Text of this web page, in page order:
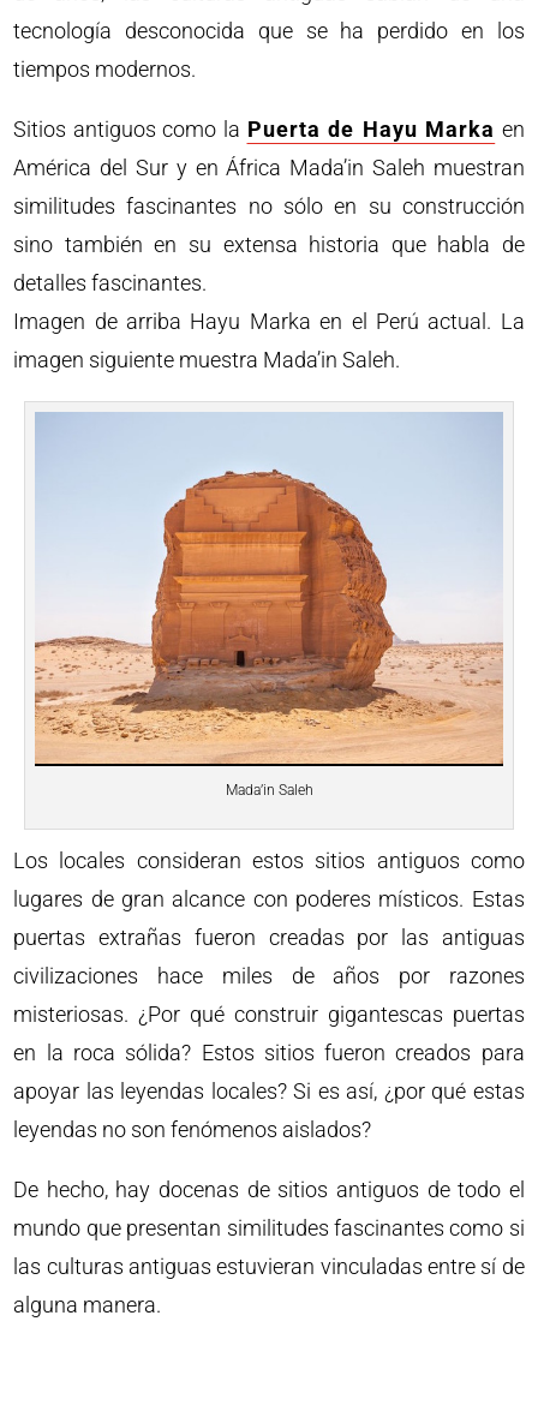
tecnología desconocida que se ha perdido en los
tiempos modernos.
Sitios antiguos como la Puerta de Hayu Marka en
América del Sur y en África Mada’in Saleh muestran
similitudes fascinantes no sólo en su construcción
sino también en su extensa historia que habla de
detalles fascinantes.
Imagen de arriba Hayu Marka en el Perú actual. La
imagen siguiente muestra Mada’in Saleh.
Mada’in Saleh
Los locales consideran estos sitios antiguos como
lugares de gran alcance con poderes místicos. Estas
puertas extrañas fueron creadas por las antiguas
civilizaciones hace miles de años por razones
misteriosas. ¿Por qué construir gigantescas puertas
en la roca sólida? Estos sitios fueron creados para
apoyar las leyendas locales? Si es así, ¿por qué estas
leyendas no son fenómenos aislados?
De hecho, hay docenas de sitios antiguos de todo el
mundo que presentan similitudes fascinantes como si
las culturas antiguas estuvieran vinculadas entre sí de
alguna manera.